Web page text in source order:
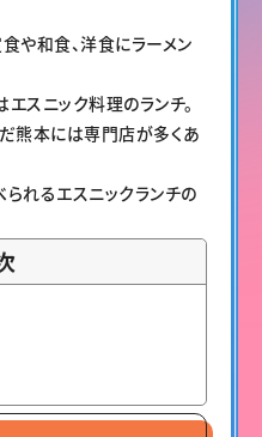
や和食、洋食にラーメン
スニック料理のランチ。
熊本には専門店が多くあ
れるエスニックランチの